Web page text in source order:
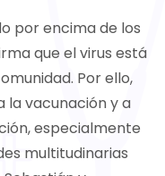
por encima de los
que el virus está
Por ello,
la vacunación y a
especialmente
multitudinarias